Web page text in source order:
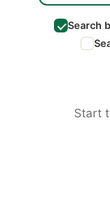
Search
Start